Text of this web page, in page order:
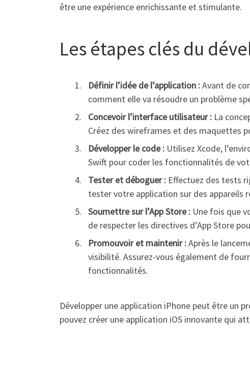
être une expérience enrichissante et stimulante.
Les étapes clés du
Définir l’idée de l’application :Avant de
comment elle va résoudre un problème
Concevoir l’interface utilisateur : La
Créez des wireframes et des maquettes
Développer le code : Utilisez Xcode,
Swift pour coder les fonctionnalités de
Tester et déboguer : Effectuez des tests
tester votre application sur des appareils
Soumettre sur l’App Store : Une fois que
de respecter les directives d’App Store
Promouvoir et maintenir :Après le
visibilité. Assurez-vous également de
fonctionnalités.
Développer une application iPhone peut être un
pouvez créer une application iOS innovante qui